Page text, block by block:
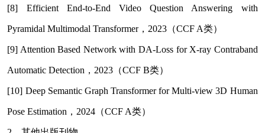
[8] Efficient End-to-End Video Question Answering with
Pyramidal Multimodal Transformer ，2023（CCF A类）
[9] Attention Based Network with DA-Loss for X-ray Contraband
Automatic Detection ，2023（CCF B类）
[10] Deep Semantic Graph Transformer for Multi-view 3D Human
Pose Estimation ，2024（CCF A类）